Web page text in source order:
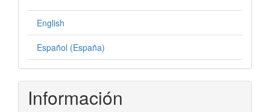
English
Español (España)
Información